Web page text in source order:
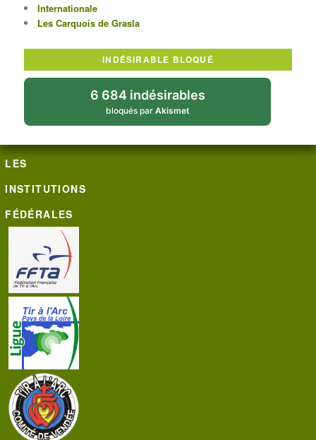
Internationale
Les Carquois de Grasla
INDÉSIRABLE BLOQUÉ
6 684 indésirables
bloqués par Akismet
LES
INSTITUTIONS
FÉDÉRALES